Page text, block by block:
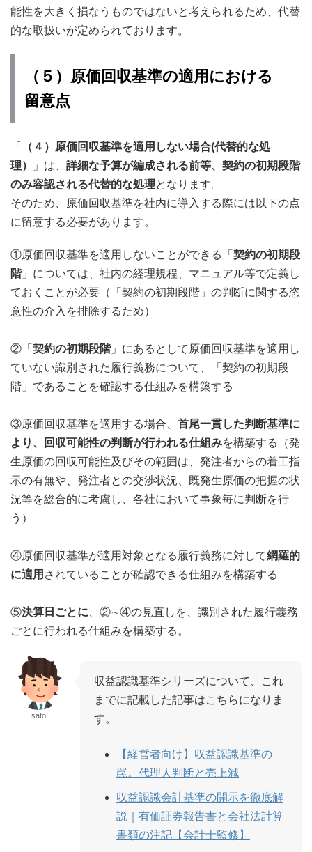
能性を大きく損なうものではないと考えられるため、代替
的な取扱いが定められております。
（５）原価回収基準の適用における
留意点
「
（４）原価回収基準を適用しない場合(代替的な処
理）
」は、 詳細な予算が編成される前等、契約の初期段階
のみ容認される代替的な処理となります。
そのため、原価回収基準を社内に導入する際には以下の点
に留意する必要があります。
①原価回収基準を適用しないことができる「 契約の初期段
階」については、社内の経理規程、マニュアル等で定義し
ておくことが必要（「契約の初期段階」の判断に関する恣
意性の介入を排除するため）
②「 契約の初期段階」にあるとして原価回収基準を適用し
ていない識別された履行義務について、「契約の初期段
階」であることを確認する仕組みを構築する
③原価回収基準を適用する場合、 首尾一貫した判断基準に
より、回収可能性の判断が行われる仕組みを構築する（発
生原価の回収可能性及びその範囲は、発注者からの着工指
示の有無や、発注者との交渉状況、既発生原価の把握の状
況等を総合的に考慮し、各社において事象毎に判断を行
う）
④原価回収基準が適用対象となる履行義務に対して網羅的
に適用 されていることが確認できる仕組みを構築する
⑤決算日ごとに 、②∼④の見直しを、識別された履行義務
ごとに行われる仕組みを構築する。
sato
収益認識基準シリーズについて、これ
までに記載した記事はこちらになりま
す。
【経営者向け】収益認識基準の
罠。代理人判断と売上減
収益認識会計基準の開示を徹底解
説｜有価証券報告書と会社法計算
書類の注記【会計士監修】